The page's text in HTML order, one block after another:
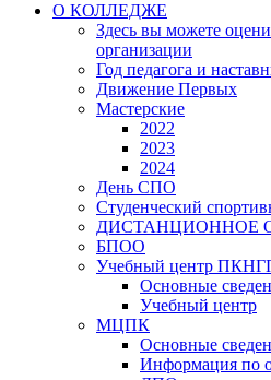
О КОЛЛЕДЖЕ
Здесь вы можете
организации
Год педагога и
Движение Первых
Мастерские
2022
2023
2024
День СПО
Студенческий
ДИСТАНЦИОННОЕ
БПОО
Учебный центр
Основные
Учебный центр
МЦПК
Основные
Информация по